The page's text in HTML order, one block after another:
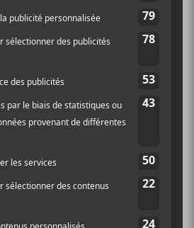
Budd
diverses en travaillant auprès de
Les plus notables ont été
avec Brian Eno à la fin des
offrait en 1978The Pavillion
LP de la série de disques
le 4 décembre 2020 un album
Guthrie (Cocteau Twins)